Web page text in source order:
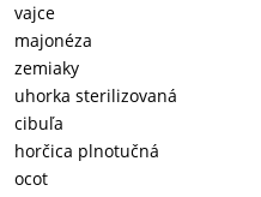
vajce
majonéza
zemiaky
uhorka sterilizovaná
cibuľa
horčica plnotučná
ocot